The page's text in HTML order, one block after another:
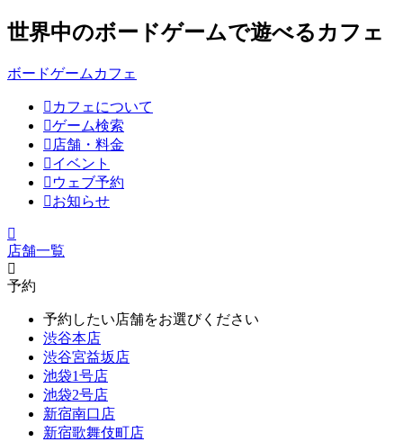
世界中のボードゲームで遊べるカフェ
ボードゲームカフェ
カフェについて
ゲーム検索
店舗・料金
イベント
ウェブ予約
お知らせ
店舗一覧
予約
予約したい店舗をお選びください
渋谷本店
渋谷宮益坂店
池袋1号店
池袋2号店
新宿南口店
新宿歌舞伎町店